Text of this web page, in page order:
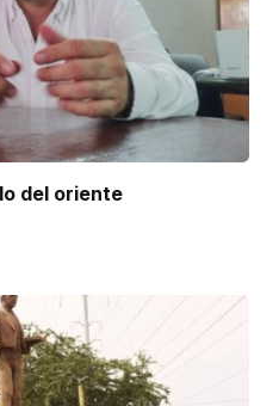
del oriente